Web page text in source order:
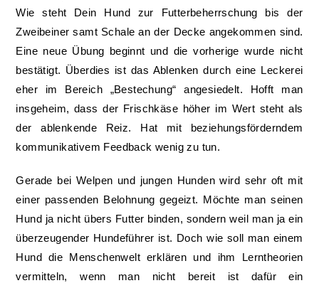
Wie steht Dein Hund zur Futterbeherrschung bis der
Zweibeiner samt Schale an der Decke angekommen sind.
Eine neue Übung beginnt und die vorherige wurde nicht
bestätigt. Überdies ist das Ablenken durch eine Leckerei
eher im Bereich „Bestechung“ angesiedelt. Hofft man
insgeheim, dass der Frischkäse höher im Wert steht als
der ablenkende Reiz. Hat mit beziehungsförderndem
kommunikativem Feedback wenig zu tun.
Gerade bei Welpen und jungen Hunden wird sehr oft mit
einer passenden Belohnung gegeizt. Möchte man seinen
Hund ja nicht übers Futter binden, sondern weil man ja ein
überzeugender Hundeführer ist. Doch wie soll man einem
Hund die Menschenwelt erklären und ihm Lerntheorien
vermitteln, wenn man nicht bereit ist dafür ein